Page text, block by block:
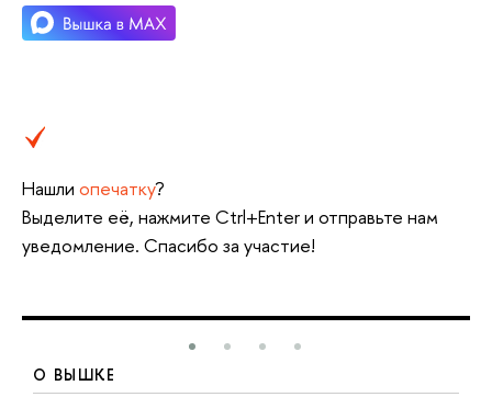
Нашли опечатку?
Выделите её, нажмите Ctrl+Enter и отправьте нам
уведомление. Спасибо за участие!
О ВЫШКЕ